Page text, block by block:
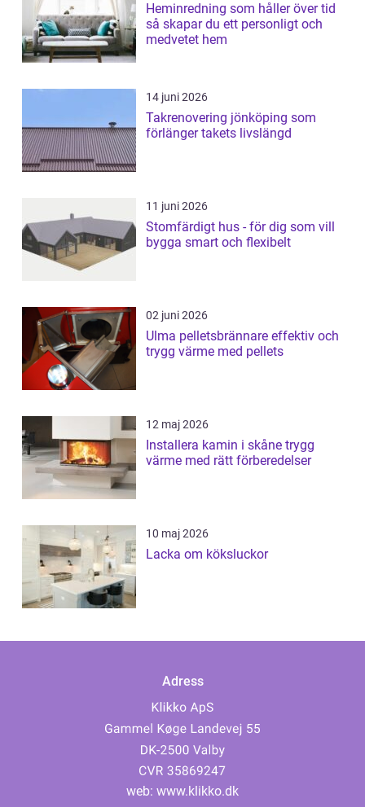
Heminredning som håller över tid
så skapar du ett personligt och
medvetet hem
14 juni 2026
Takrenovering jönköping som
förlänger takets livslängd
11 juni 2026
Stomfärdigt hus - för dig som vill
bygga smart och flexibelt
02 juni 2026
Ulma pelletsbrännare effektiv och
trygg värme med pellets
12 maj 2026
Installera kamin i skåne trygg
värme med rätt förberedelser
10 maj 2026
Lacka om köksluckor
Adress
web: www.klikko.dk